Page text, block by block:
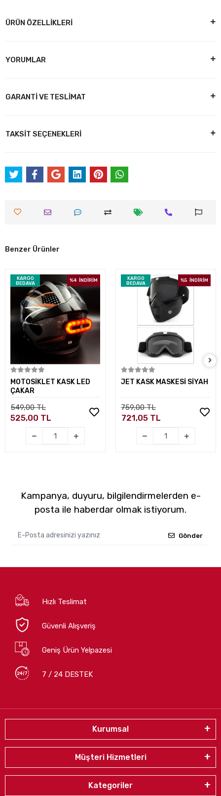
ÜRÜN ÖZELLİKLERİ
YORUMLAR
GARANTİ VE TESLİMAT
TAKSİT SEÇENEKLERİ
Benzer Ürünler
KARGO
BEDAVA
%4 İNDİRİM
Sepete Ekle
MOTOSİKLET KASK LED
ÇAKAR
549,00 TL
525,00 TL
KARGO
BEDAVA
%5 İNDİRİM
Sepete Ekle
JET KASK MASKESİ SİYAH
759,00 TL
721,05 TL
Kampanya, duyuru, bilgilendirmelerden e-
posta ile haberdar olmak istiyorum.
Gönder
Hızlı Teslimat
Güvenli Alışveriş
Geniş Ürün Yelpazesi
7 / 24 DESTEK
Kurumsal
Müşteri Hizmetleri
Kategoriler